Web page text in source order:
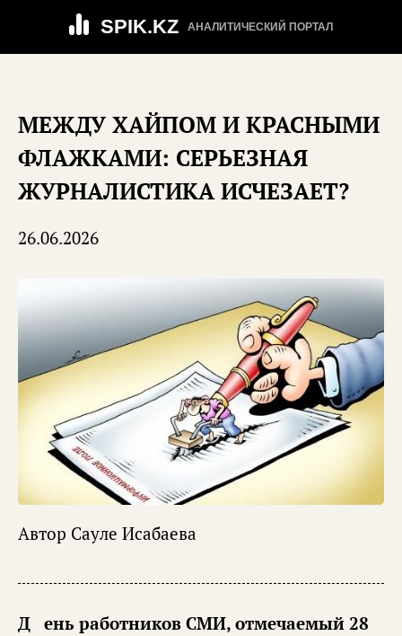
SPIK.KZ АНАЛИТИЧЕСКИЙ ПОРТАЛ
МЕЖДУ ХАЙПОМ И КРАСНЫМИ
ФЛАЖКАМИ: СЕРЬЕЗНАЯ
ЖУРНАЛИСТИКА ИСЧЕЗАЕТ?
26.06.2026
Автор Сауле Исабаева
День работников СМИ, отмечаемый 28